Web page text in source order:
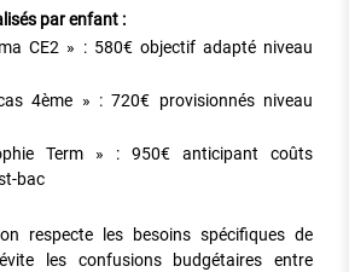
par enfant :
CE2 » : 580€ objectif adapté niveau
4ème » : 720€ provisionnés niveau
Term » : 950€ anticipant coûts
bac
respecte les besoins spécifiques de
les confusions budgétaires entre